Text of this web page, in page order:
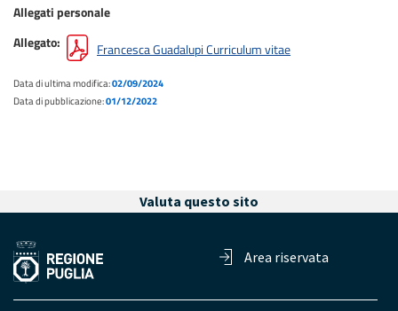
Allegati personale
Allegato
Francesca Guadalupi Curriculum vitae
Data di ultima modifica:02/09/2024
Data di pubblicazione:01/12/2022
Valuta questo sito
Area riservata